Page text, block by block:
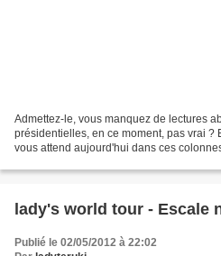
Admettez-le, vous manquez de lectures
présidentielles, en ce moment, pas vrai ?
vous attend aujourd'hui dans ces
lady's world tour - Escale
Publié le 02/05/2012 à 22:02